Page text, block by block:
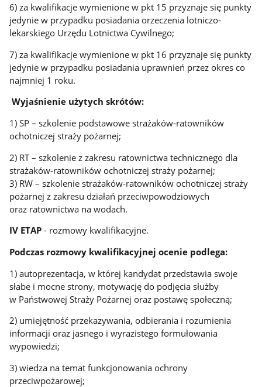
6) za kwalifikacje wymienione w pkt 15 przyznaje się punkty
jedynie w przypadku posiadania orzeczenia lotniczo-
lekarskiego Urzędu Lotnictwa Cywilnego;
7) za kwalifikacje wymienione w pkt 16 przyznaje się punkty
jedynie w przypadku posiadania uprawnień przez okres co
najmniej 1 roku.
Wyjaśnienie użytych skrótów:
1) SP – szkolenie podstawowe strażaków-ratowników
ochotniczej straży pożarnej;
2) RT – szkolenie z zakresu ratownictwa technicznego dla
strażaków-ratowników ochotniczej straży pożarnej;
3) RW – szkolenie strażaków-ratowników ochotniczej straży
pożarnej z zakresu działań przeciwpowodziowych
oraz ratownictwa na wodach.
IV ETAP- rozmowy kwalifikacyjne.
Podczas rozmowy kwalifikacyjnej ocenie podlega:
1) autoprezentacja, w której kandydat przedstawia swoje
słabe i mocne strony, motywację do podjęcia służby
w Państwowej Straży Pożarnej oraz postawę społeczną;
2) umiejętność przekazywania, odbierania i rozumienia
informacji oraz jasnego i wyrazistego formułowania
wypowiedzi;
3) wiedza na temat funkcjonowania ochrony
przeciwpożarowej;